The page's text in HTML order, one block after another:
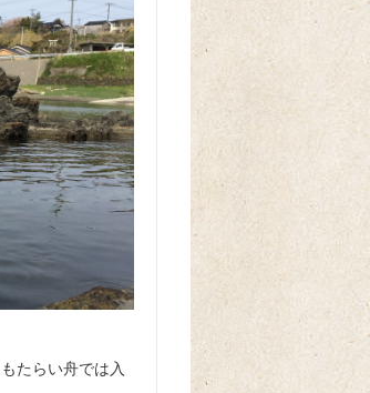
たらい舟では入